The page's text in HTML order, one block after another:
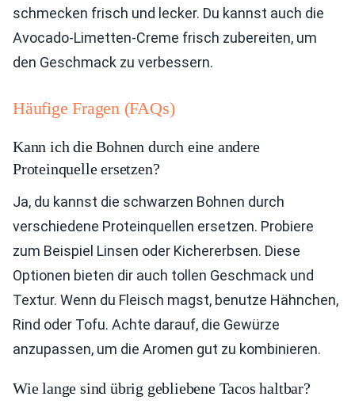
schmecken frisch und lecker. Du kannst auch die
Avocado-Limetten-Creme frisch zubereiten, um
den Geschmack zu verbessern.
Häufige Fragen (FAQs)
Kann ich die Bohnen durch eine andere
Proteinquelle ersetzen?
Ja, du kannst die schwarzen Bohnen durch
verschiedene Proteinquellen ersetzen. Probiere
zum Beispiel Linsen oder Kichererbsen. Diese
Optionen bieten dir auch tollen Geschmack und
Textur. Wenn du Fleisch magst, benutze Hähnchen,
Rind oder Tofu. Achte darauf, die Gewürze
anzupassen, um die Aromen gut zu kombinieren.
Wie lange sind übrig gebliebene Tacos haltbar?